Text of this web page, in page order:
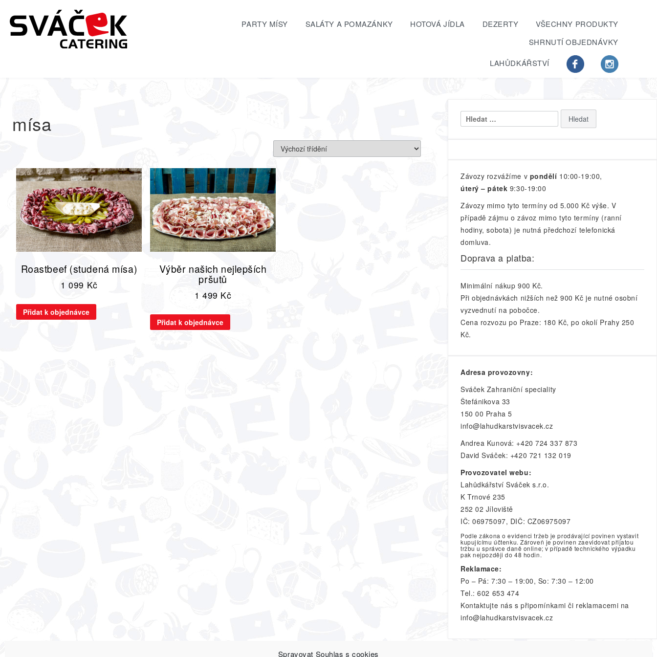
Spravovat Souhlas s cookies
PARTY MÍSY SALÁTY A POMAZÁNKY HOTOVÁ JÍDLA DEZERTY
VŠECHNY PRODUKTY
SHRNUTÍ OBJEDNÁVKY
LAHŮDKÁŘSTVÍ
mísa
Roastbeef (studená mísa)
1 099 Kč
Přidat k objednávce
Výběr našich nejlepších
pršutů
1 499 Kč
Přidat k objednávce
Vyhledávání
Závozy rozvážíme v pondělí 10:00-19:00,
úterý – pátek 9:30-19:00
Závozy mimo tyto termíny od 5.000 Kč výše. V
případě zájmu o závoz mimo tyto termíny (ranní
hodiny, sobota) je nutná předchozí telefonická
domluva.
Doprava a platba:
Minimální nákup 900 Kč.
Při objednávkách nižších než 900 Kč je nutné osobní
vyzvednutí na pobočce.
Cena rozvozu po Praze: 180 Kč, po okolí Prahy 250
Kč.
Adresa provozovny:
Sváček Zahraniční speciality
Štefánikova 33
150 00 Praha 5
info@lahudkarstvisvacek.cz
Andrea Kunová: +420 724 337 873
David Sváček: +420 721 132 019
Provozovatel webu:
Lahůdkářství Sváček s.r.o.
K Trnové 235
252 02 Jíloviště
IČ: 06975097, DIČ: CZ06975097
Podle zákona o evidenci tržeb je prodávající povinen vystavit
kupujícímu účtenku. Zároveň je povinen zaevidovat přijatou
tržbu u správce daně online; v případě technického výpadku
pak nejpozději do 48 hodin.
Reklamace:
Po – Pá: 7:30 – 19:00, So: 7:30 – 12:00
Tel.: 602 653 474
Kontaktujte nás s připomínkami či reklamacemi na
info@lahudkarstvisvacek.cz